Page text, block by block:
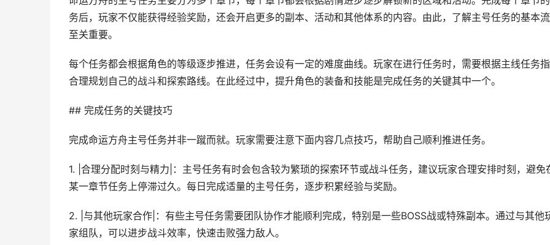
务后，玩家不仅能获得经验奖励，还会开启更多的副本、活动和其他体系的内容。由此，了解主号任务的基本
至关重要。
每个任务都会根据角色的等级逐步推进，任务会设有一定的难度曲线。玩家在进行任务时，需要根据主线任务指
合理规划自己的战斗和探索路线。在此经过中，提升角色的装备和技能是完成任务的关键其中一个。
## 完成任务的关键技巧
完成命运方舟主号任务并非一蹴而就。玩家需要注意下面内容几点技巧，帮助自己顺利推进任务。
1. |合理分配时刻与精力|：主号任务有时会包含较为繁琐的探索环节或战斗任务，建议玩家合理安排时刻，避免
某一章节任务上停滞过久。每日完成适量的主号任务，逐步积累经验与奖励。
2. |与其他玩家合作|：有些主号任务需要团队协作才能顺利完成，特别是一些BOSS战或特殊副本。通过与其他
家组队，可以进步战斗效率，快速击败强力敌人。